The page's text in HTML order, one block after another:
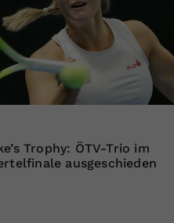
Trophy: ÖTV-Trio im
ausgeschieden